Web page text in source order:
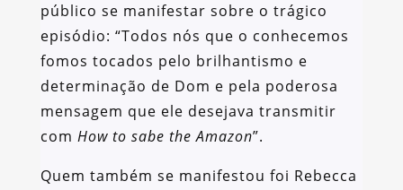
público se manifestar sobre o trágico
episódio: “Todos nós que o conhecemos
fomos tocados pelo brilhantismo e
determinação de Dom e pela poderosa
mensagem que ele desejava transmitir
com How to sabe the Amazon”.
Quem também se manifestou foi Rebecca